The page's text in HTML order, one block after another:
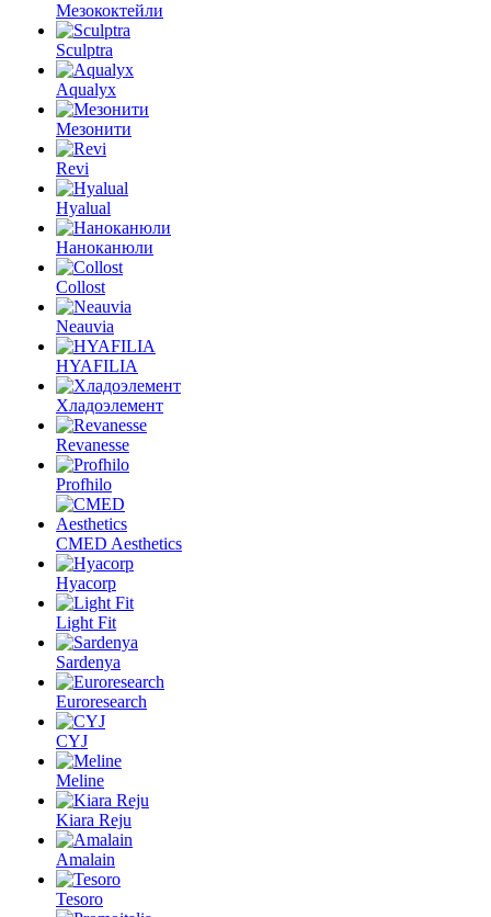
Мезококтейли
Sculptra
Aqualyx
Мезонити
Revi
Hyalual
Наноканюли
Collost
Neauvia
HYAFILIA
Хладоэлемент
Revanesse
Profhilo
CMED Aesthetics
Hyacorp
Light Fit
Sardenya
Euroresearch
CYJ
Meline
Kiara Reju
Amalain
Tesoro